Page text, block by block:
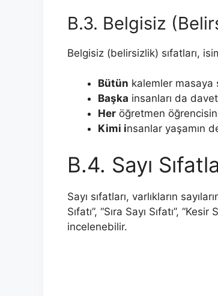
B.3. Belgisiz
Belgisiz (belirsizlik) sıfatları,
Bütün kalemler masaya
Başka insanları da
Her öğretmen
Kimi insanlar yaşamın
B.4. Sayı
Sayı sıfatları, varlıkların
Sıfatı”, “Sıra Sayı Sıfatı”,
incelenebilir.